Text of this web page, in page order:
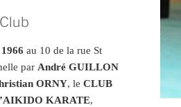
au 10 de la rue St
par André GUILLON
ORNY, le CLUB
KARATE,